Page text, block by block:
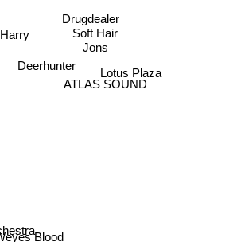
Drugdealer
Deerhunter
ATLAS SOUND
Lotus Plaza
Soft Hair
Jons